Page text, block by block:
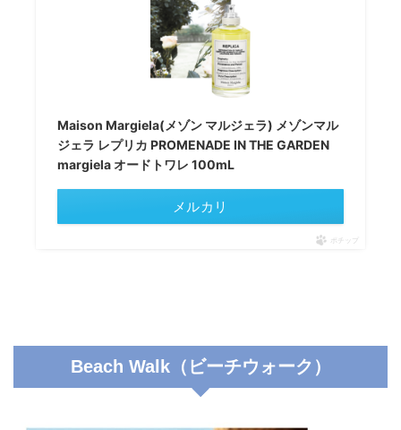
Maison Margiela(メゾン マルジェラ) メゾンマル
ジェラ レプリカ PROMENADE IN THE GARDEN
margiela オードトワレ 100mL
メルカリ
ポチップ
Beach Walk（ビーチウォーク）